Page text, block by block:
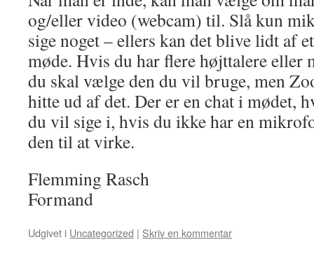
og/eller video (webcam) til. Slå kun
sige noget – ellers kan det blive lidt af
møde. Hvis du har flere højttalere eller
du skal vælge den du vil bruge, men
hitte ud af det. Der er en chat i mødet,
du vil sige i, hvis du ikke har en
den til at virke.
Flemming Rasch
Formand
Udgivet i Uncategorized | Skriv en kommentar